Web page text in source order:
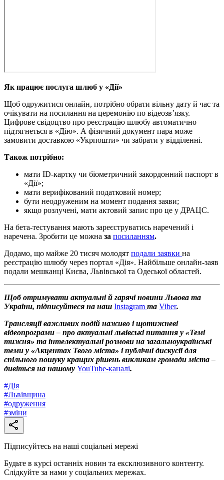
Як працює послуга шлюб у «Дії»
Щоб одружитися онлайн, потрібно обрати вільну дату й час та
очікувати на посилання на церемонію по відеозвʼязку.
Цифрове свідоцтво про реєстрацію шлюбу автоматично
підтягнеться в «Дію». А фізичний документ пара може
замовити доставкою «Укрпошти» чи забрати у відділенні.
Також потрібно:
мати ID-картку чи біометричний закордонний паспорт в
«Дії»;
мати верифікований податковий номер;
бути неодруженим на момент подання заяви;
якщо розлучені, мати актовий запис про це у ДРАЦС.
На бета-тестування мають зареєструватись наречений і
наречена. Зробити це можна за посиланням.
Додамо, що майже 20 тисяч молодят подали заявки на
реєстрацію шлюбу через портал «Дія». Найбільше онлайн-заяв
подали мешканці Києва, Львівської та Одеської областей.
Щоб отримувати актуальні й гарячі новини Львова та
України, підписуйтеся на наш Instagram та Viber.
Трансляції важливих подій наживо і щотижневі
відеопрограми – про актуальні львівські питання у «Темі
тижня» та інтелектуальні розмови на загальноукраїнські
теми у «Акцентах Твого міста» і публічні дискусії для
спільного пошуку кращих рішень викликам громади міста –
дивіться на нашому YouTube-каналі.
#Дія
#Львівщина
#одруження
#зміни
Підписуйтесь на наші соціальні мережі
Будьте в курсі останніх новин та ексклюзивного контенту.
Слідкуйте за нами у соціальних мережах.